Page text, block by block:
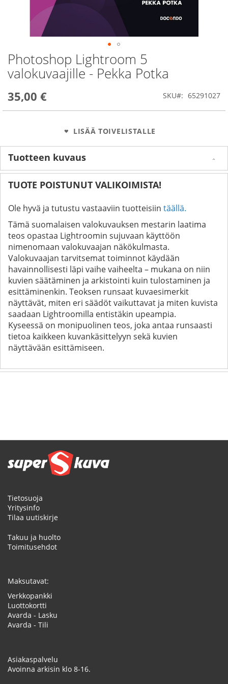
Photoshop Lightroom 5
valokuvaajille - Pekka Potka
35,00 € SKU 65291027
LISÄÄ TOIVELISTALLE
Skip
to
the
of
images
Tuotteen kuvaus
TUOTE POISTUNUT VALIKOIMISTA!
Ole hyvä ja tutustu vastaaviin tuotteisiin täällä.
Tämä suomalaisen valokuvauksen mestarin laatima
teos opastaa Lightroomin sujuvaan käyttöön
nimenomaan valokuvaajan näkökulmasta.
Valokuvaajan tarvitsemat toiminnot käydään
havainnollisesti läpi vaihe vaiheelta – mukana on niin
kuvien säätäminen ja arkistointi kuin tulostaminen ja
esittäminenkin. Teoksen runsaat kuvaesimerkit
näyttävät, miten eri säädöt vaikuttavat ja miten kuvista
saadaan Lightroomilla entistäkin upeampia.
Kyseessä on monipuolinen teos, joka antaa runsaasti
tietoa kaikkeen kuvankäsittelyyn sekä kuvien
näyttävään esittämiseen.
Tietosuoja
Yritysinfo
Tilaa uutiskirje
Takuu ja huolto
Toimitusehdot
Maksutavat:
Verkkopankki
Luottokortti
Avarda - Lasku
Avarda - Tili
Asiakaspalvelu
Avoinna arkisin klo 8-16.